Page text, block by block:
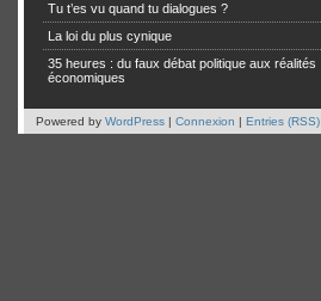
Tu t’es vu quand tu dialogues ?
La loi du plus cynique
35 heures : du faux débat politique aux réalités
économiques
Powered by WordPress | Connexion | Entries (RSS)